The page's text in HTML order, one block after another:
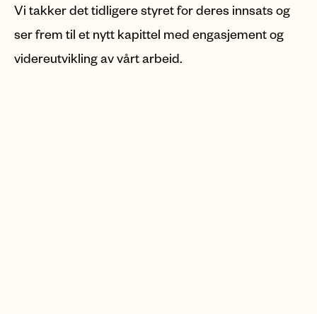
Vi takker det tidligere styret for deres innsats og
ser frem til et nytt kapittel med engasjement og
videreutvikling av vårt arbeid.